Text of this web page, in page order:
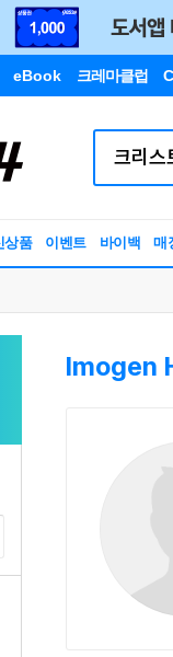
eBook 크레마클럽
상품 이벤트 바이백 매
Imogen